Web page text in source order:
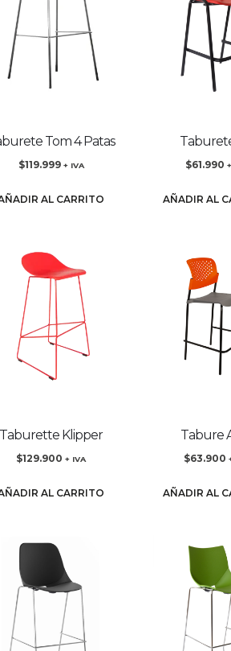
Tom 4 Patas
$119.999 + IVA
AL CARRITO
$61.990
AÑADIR AL
Taburette Klipper
$129.900 + IVA
AL CARRITO
Tabure
$63.900
AÑADIR AL